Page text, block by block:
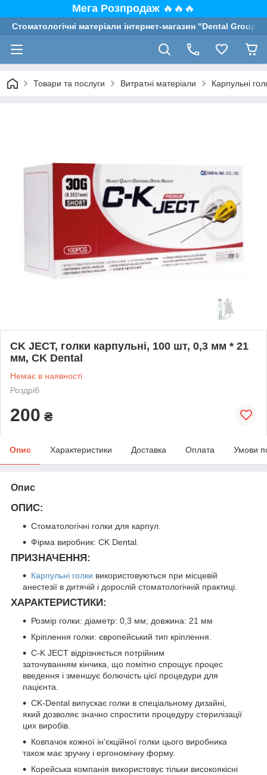
Мега Розпродаж 🔥🔥🔥
Стоматологічні матеріали інтернет-магазин "Dental Group"
Товари та послуги Витратні матеріали Карпульні
CK JECT, голки карпульні, 100 шт, 0,3 мм * 21
мм, CK Dental
Немає в наявності
Роздріб
200 ₴
Опис Характеристики Доставка Оплата Умови
Опис
ОПИС:
Стоматологічні голки для карпул.
Фірма виробник: CK Dental.
ПРИЗНАЧЕННЯ:
Карпульні голки використовуються при місцевій
анестезії в дитячій і дорослій стоматологічній практиці.
ХАРАКТЕРИСТИКИ:
Розмір голки: діаметр: 0,3 мм; довжина: 21 мм
Кріплення голки: європейський тип кріплення.
C-K JECT відрізняється потрійним
заточуванням кінчика, що помітно спрощує процес
введення і зменшує болючість цієї процедури для
пацієнта.
CK-Dental випускає голки в спеціальному дизайні,
який дозволяє значно спростити процедуру стерилізації
цих виробів.
Ковпачок кожної ін'єкційної голки цього виробника
також має зручну і ергономічну форму.
Корейська компанія використовує тільки високоякісні